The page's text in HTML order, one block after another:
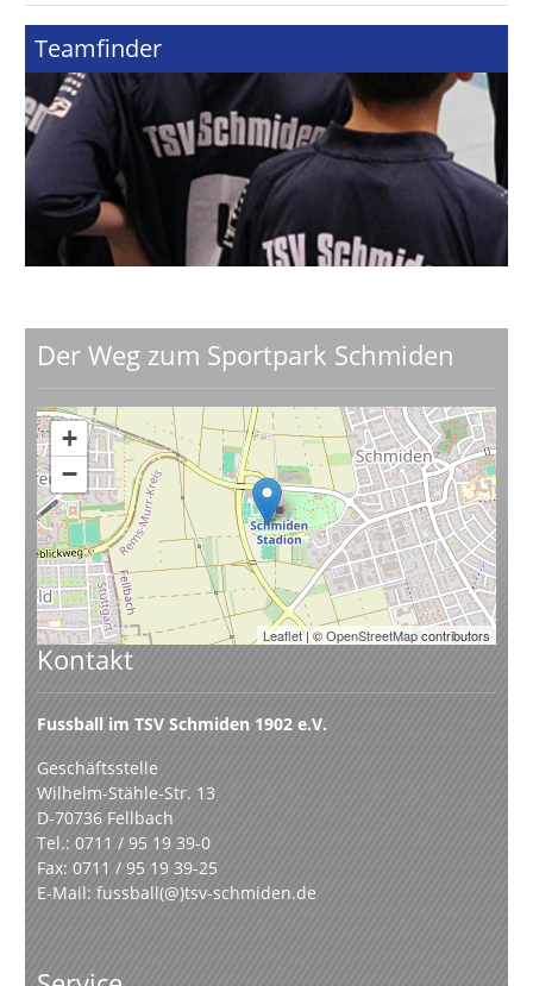
Teamfinder
Der Weg zum Sportpark Schmiden
+
−
Leaflet| ©OpenStreetMapcontributors
Kontakt
Fussball im TSV Schmiden 1902 e.V.
Geschäftsstelle
Wilhelm-Stähle-Str. 13
D-70736 Fellbach
Tel.: 0711 / 95 19 39-0
Fax: 0711 / 95 19 39-25
E-Mail: fussball(@)tsv-schmiden.de